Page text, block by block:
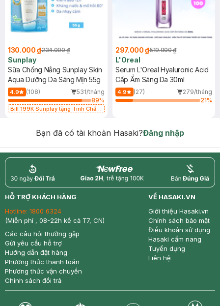
130.000 ₫234.000 ₫
Sunplay
Sữa Chống Nắng Sunplay Skin
Aqua Dưỡng Da Sáng Mịn 55g
4.9 (108)
531/tháng
89%
Bill 199K Sunplay tặng Tinh Chất
297.000 ₫519.000 ₫
L'Oreal
Serum L'Oreal Hyaluronic Acid
Cấp Ẩm Sáng Da 30ml
4.9 (27)
279/tháng
21%
Bạn đã có tài khoản Hasaki?Đăng nhập
return nowfree price
HỖ TRỢ KHÁCH HÀNG
Hotline: 1800 6324
(Miễn phí , 08-22h kể cả T7, CN)
Các câu hỏi thường gặp
Gửi yêu cầu hỗ trợ
Hướng dẫn đặt hàng
Phương thức thanh toán
Phương thức vận chuyển
Chính sách đổi trả
VỀ HASAKI.VN
Giới thiệu Hasaki.vn
Chính sách bảo mật
Điều khoản sử dụng
Hasaki cẩm nang
Tuyển dụng
Liên hệ